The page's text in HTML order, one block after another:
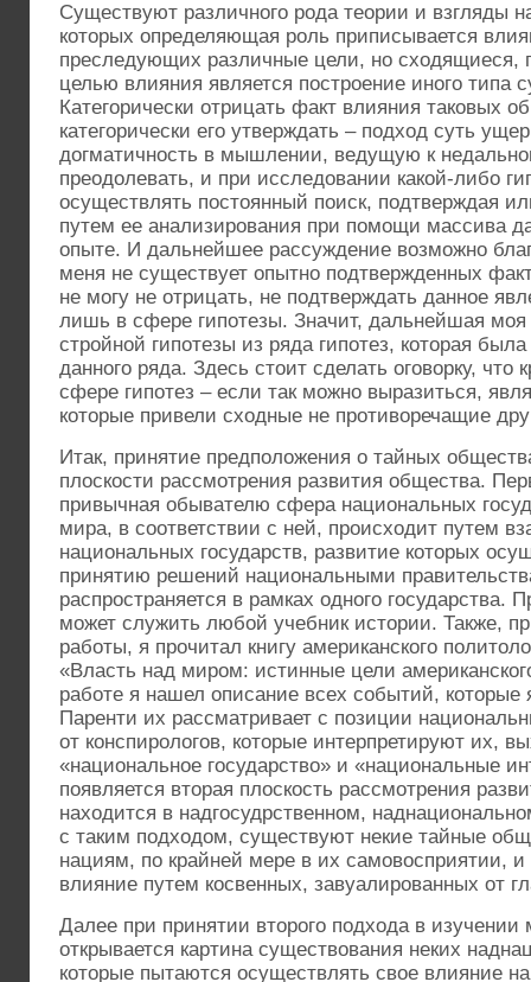
Существуют различного рода теории и взгляды
которых определяющая роль приписывается
преследующих различные цели, но сходящиеся,
целью влияния является построение иного типа
Категорически отрицать факт влияния таковых
категорически его утверждать – подход суть
догматичность в мышлении, ведущую к
преодолевать, и при исследовании какой-либо
осуществлять постоянный поиск, подтверждая
путем ее анализирования при помощи массива
опыте. И дальнейшее рассуждение возможно
меня не существует опытно подтвержденных
не могу не отрицать, не подтверждать данное
лишь в сфере гипотезы. Значит, дальнейшая моя
стройной гипотезы из ряда гипотез, которая
данного ряда. Здесь стоит сделать оговорку, что
сфере гипотез – если так можно выразиться,
которые привели сходные не противоречащие
Итак, принятие предположения о тайных
плоскости рассмотрения развития общества.
привычная обывателю сфера национальных
мира, в соответствии с ней, происходит путем
национальных государств, развитие которых
принятию решений национальными
распространяется в рамках одного государства.
может служить любой учебник истории. Также,
работы, я прочитал книгу американского
«Власть над миром: истинные цели
работе я нашел описание всех событий, которые
Паренти их рассматривает с позиции
от конспирологов, которые интерпретируют их,
«национальное государство» и «национальные
появляется вторая плоскость рассмотрения
находится в надгосудрственном,
с таким подходом, существуют некие тайные
нациям, по крайней мере в их самовосприятии,
влияние путем косвенных, завуалированных от
Далее при принятии второго подхода в
открывается картина существования неких
которые пытаются осуществлять свое влияние